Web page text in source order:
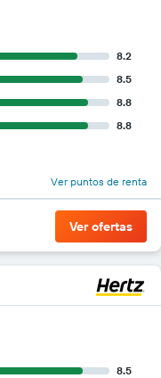
8.2
8.5
8.8
8.8
Ver puntos de renta
Ver ofertas
8.5